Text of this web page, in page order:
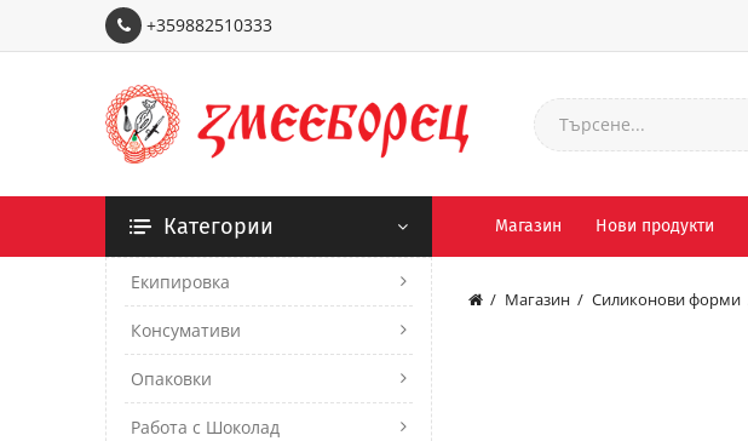
+359882510333
Категории Магазин Нови продукти
Екипировка
Консумативи
Опаковки
Работа с Шоколад
Магазин Силиконови форми